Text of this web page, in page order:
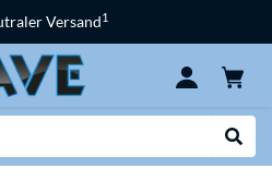
Versand1